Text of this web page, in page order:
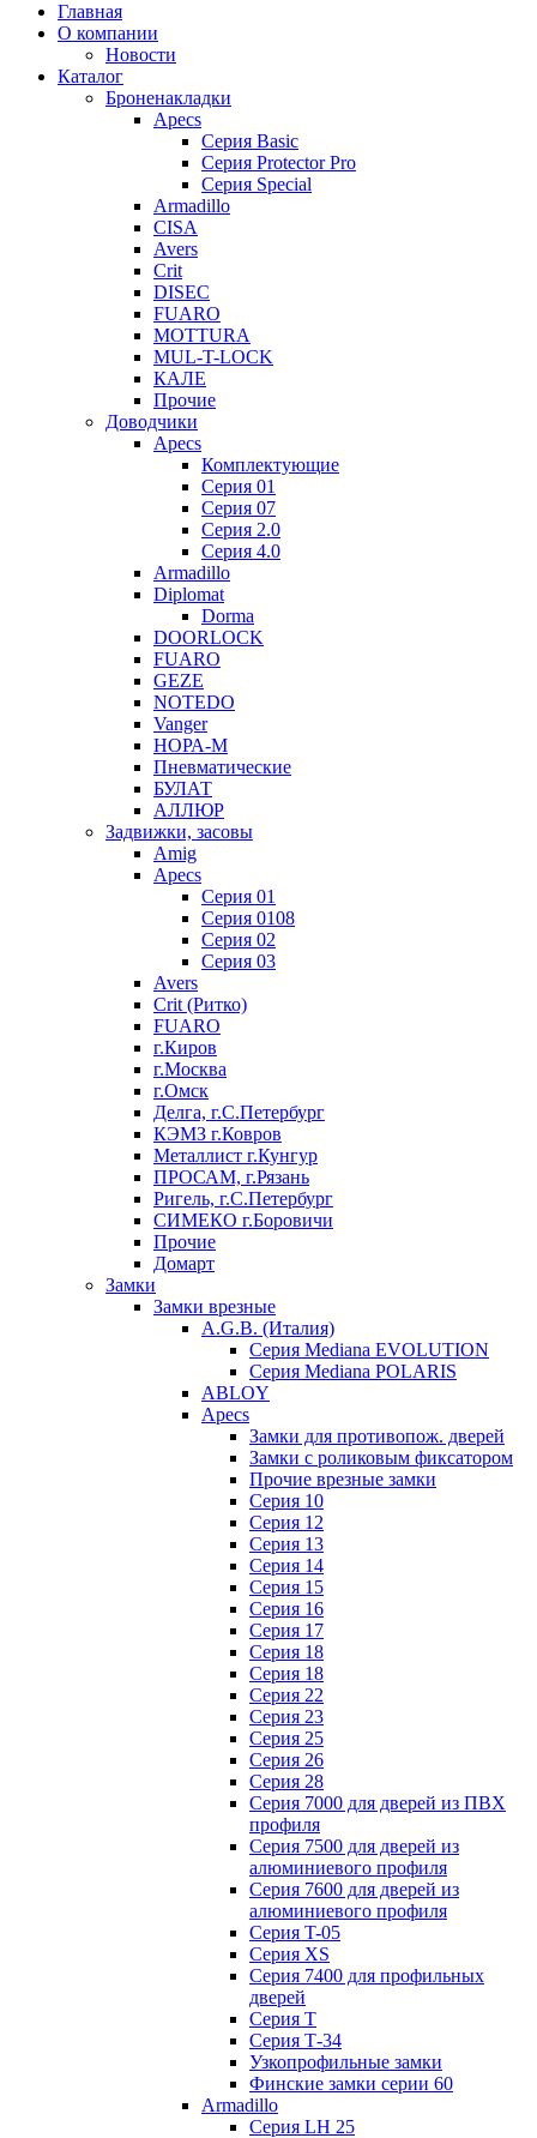
Главная
О компании
Новости
Каталог
Броненакладки
Apecs
Серия Basic
Серия Protector Pro
Серия Special
Armadillo
CISA
Avers
Crit
DISEC
FUARO
MOTTURA
MUL-T-LOCK
КАЛЕ
Прочие
Доводчики
Apecs
Комплектующие
Серия 01
Серия 07
Серия 2.0
Серия 4.0
Armadillo
Diplomat
Dorma
DOORLOCK
FUARO
GEZE
NOTEDO
Vanger
НОРА-М
Пневматические
БУЛАТ
АЛЛЮР
Задвижки, засовы
Amig
Apecs
Серия 01
Серия 0108
Серия 02
Серия 03
Avers
Crit (Ритко)
FUARO
г.Киров
г.Москва
г.Омск
Делга, г.С.Петербург
КЭМЗ г.Ковров
Металлист г.Кунгур
ПРОСАМ, г.Рязань
Ригель, г.С.Петербург
СИМЕКО г.Боровичи
Прочие
Домарт
Замки
Замки врезные
A.G.B. (Италия)
Серия Mediana EVOLUTION
Серия Mediana POLARIS
ABLOY
Apecs
Замки для противопож. дверей
Замки с роликовым фиксатором
Прочие врезные замки
Серия 10
Серия 12
Серия 13
Серия 14
Серия 15
Серия 16
Серия 17
Серия 18
Серия 18
Серия 22
Серия 23
Серия 25
Серия 26
Серия 28
Серия 7000 для дверей из ПВХ
профиля
Серия 7500 для дверей из
алюминиевого профиля
Серия 7600 для дверей из
алюминиевого профиля
Серия T-05
Серия XS
Серия 7400 для профильных
дверей
Серия Т
Серия Т-34
Узкопрофильные замки
Финские замки серии 60
Armadillo
Серия LH 25